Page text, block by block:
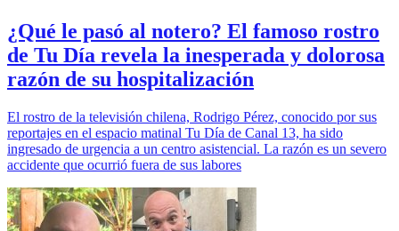
¿Qué le pasó al notero? El famoso rostro
de Tu Día revela la inesperada y dolorosa
razón de su hospitalización
El rostro de la televisión chilena, Rodrigo Pérez, conocido por sus
reportajes en el espacio matinal Tu Día de Canal 13, ha sido
ingresado de urgencia a un centro asistencial. La razón es un severo
accidente que ocurrió fuera de sus labores